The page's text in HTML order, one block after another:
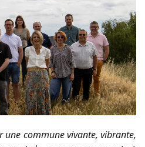
une commune vivante, vibrante,